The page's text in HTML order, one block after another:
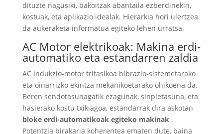
dituzte nagusiki, bakoitzak abantaila ezberdinekin,
kostuak, eta aplikazio idealak. Hierarkia hori ulertzea
da aukeraketa informatua egiteko lehen urratsa.
AC Motor elektrikoak: Makina erdi-
automatiko eta estandarren zaldia
AC indukzio-motor trifasikoa bibrazio-sistemetarako
eta oinarrizko ekintza mekanikoetarako ohikoena da.
Beren sendotasunagatik ezagunak, sinpletasuna, eta
hasierako kostu txikiagoa, estandarrak dira askotan
bloke erdi-automatikoak egiteko makinak .
Potentzia birakaria koherentea ematen dute, baina